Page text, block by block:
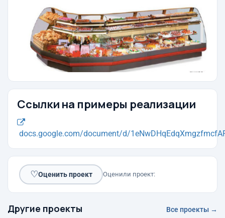
Ссылки на примеры реализации
docs.google.com/document/d/
♡Оценить проект Оценили проект:
Другие проекты Все проекты →